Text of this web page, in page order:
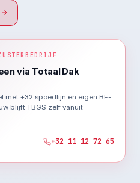
via Totaal Dak
met +32 spoedlijn en eigen BE-
blijft TBGS zelf vanuit
+32 11 12 72 65